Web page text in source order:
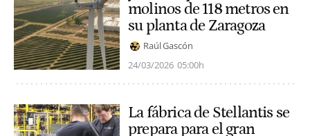
molinos de 118 metros en
su planta de Zaragoza
Raúl Gascón
24/03/2026 05:00h
La fábrica de Stellantis se
prepara para el gran